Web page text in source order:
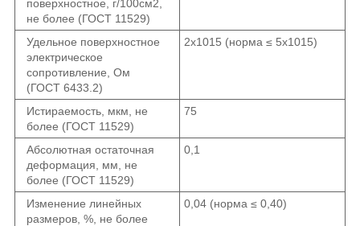
поверхностное, г/100см2,
не более (ГОСТ 11529)
Удельное поверхностное
электрическое
сопротивление, Ом
(ГОСТ 6433.2)
2x1015 (норма ≤ 5x1015)
Истираемость, мкм, не
более (ГОСТ 11529)
75
Абсолютная остаточная
деформация, мм, не
более (ГОСТ 11529)
0,1
Изменение линейных
размеров, %, не более
0,04 (норма ≤ 0,40)